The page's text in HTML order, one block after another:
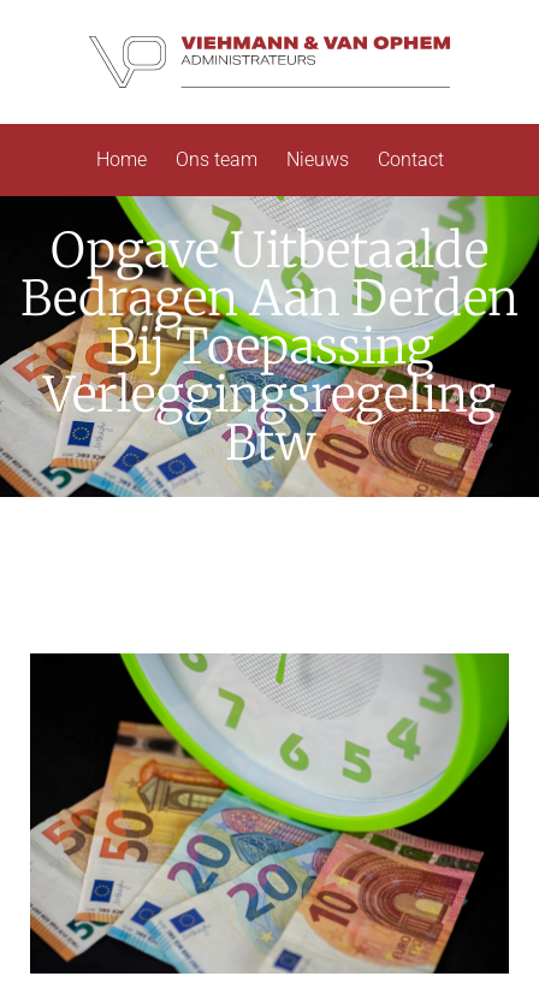
Home Ons team Nieuws Contact
Opgave Uitbetaalde
Bedragen Aan Derden
Bij Toepassing
Verleggingsregeling
Btw